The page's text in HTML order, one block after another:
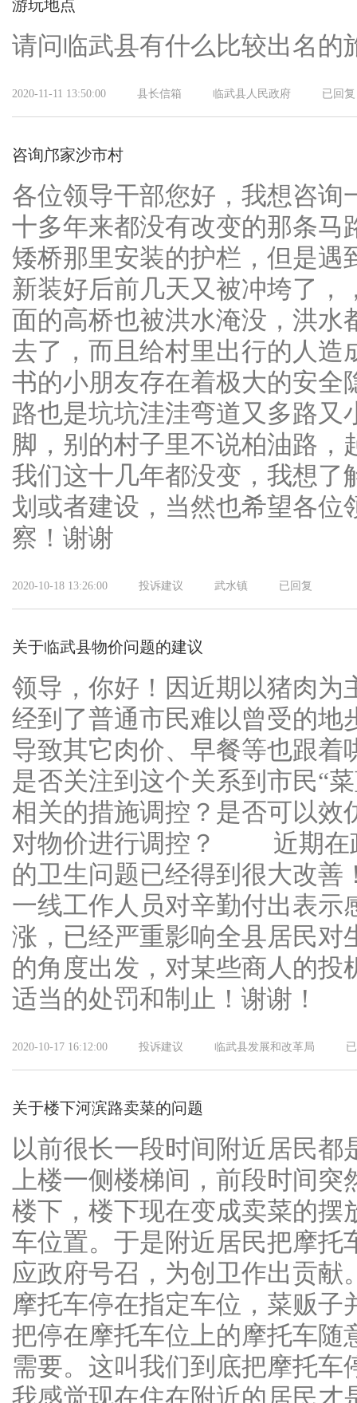
游玩地点
请问临武县有什么比较出名的
2020-11-11 13:50:00 县长信箱 临武县人民政府 已回复
咨询邝家沙市村
各位领导干部您好，我想咨询
十多年来都没有改变的那条马
矮桥那里安装的护栏，但是遇
新装好后前几天又被冲垮了，
面的高桥也被洪水淹没，洪水
去了，而且给村里出行的人造
书的小朋友存在着极大的安全
路也是坑坑洼洼弯道又多路又
脚，别的村子里不说柏油路
我们这十几年都没变，我想了
划或者建设，当然也希望各位
察！谢谢
2020-10-18 13:26:00 投诉建议 武水镇 已回复
关于临武县物价问题的建议
领导，你好！因近期以猪肉为
经到了普通市民难以曾受的地
导致其它肉价、早餐等也跟
是否关注到这个关系到市民“
相关的措施调控？是否可以效
对物价进行调控？ 近期在
的卫生问题已经得到很大改善
一线工作人员对辛勤付出表示
涨，已经严重影响全县居民对
的角度出发，对某些商人的投
适当的处罚和制止！谢谢！
2020-10-17 16:12:00 投诉建议 临武县发展和改革局
关于楼下河滨路卖菜的问题
以前很长一段时间附近居民
上楼一侧楼梯间，前段时间
楼下，楼下现在变成卖菜的摆
车位置。于是附近居民把摩托
应政府号召，为创卫作出贡献
摩托车停在指定车位，菜贩
把停在摩托车位上的摩托车随
需要。这叫我们到底把摩托车